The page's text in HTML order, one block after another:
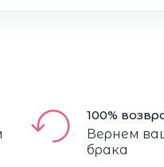
100%
Вернем
брака